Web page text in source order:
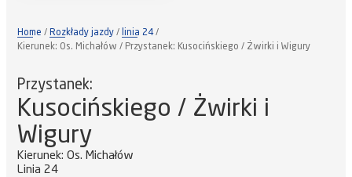
Home Rozkłady jazdy
linia 24
Kierunek: Os. Michałów / Przystanek: Kusocińskiego / Żwirki i Wigury
Przystanek:
Kusocińskiego / Żwirki i
Wigury
Kierunek: Os. Michałów
Linia 24